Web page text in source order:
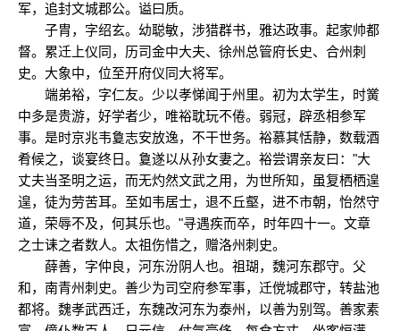
军，追封文城郡公。谥曰质。
子胄，字绍玄。幼聪敏，涉猎群书，雅达政事。起家帅都
督。累迁上仪同，历司金中大夫、徐州总管府长史、合州刺
史。大象中，位至开府仪同大将军。
端弟裕，字仁友。少以孝悌闻于州里。初为太学生，时黉
中多是贵游，好学者少，唯裕耽玩不倦。弱冠，辟丞相参军
事。是时京兆韦敻志安放逸，不干世务。裕慕其恬静，数载酒
肴候之，谈宴终日。敻遂以从孙女妻之。裕尝谓亲友曰："大
丈夫当圣明之运，而无灼然文武之用，为世所知，虽复栖栖遑
遑，徒为劳苦耳。至如韦居士，退不丘壑，进不市朝，怡然守
道，荣辱不及，何其乐也。"寻遇疾而卒，时年四十一。文章
之士诔之者数人。太祖伤惜之，赠洛州刺史。
薛善，字仲良，河东汾阴人也。祖瑚，魏河东郡守。父
和，南青州刺史。善少为司空府参军事，迁傥城郡守，转盐池
都将。魏孝武西迁，东魏改河东为泰州，以善为别驾。善家素